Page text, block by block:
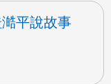
平說故事